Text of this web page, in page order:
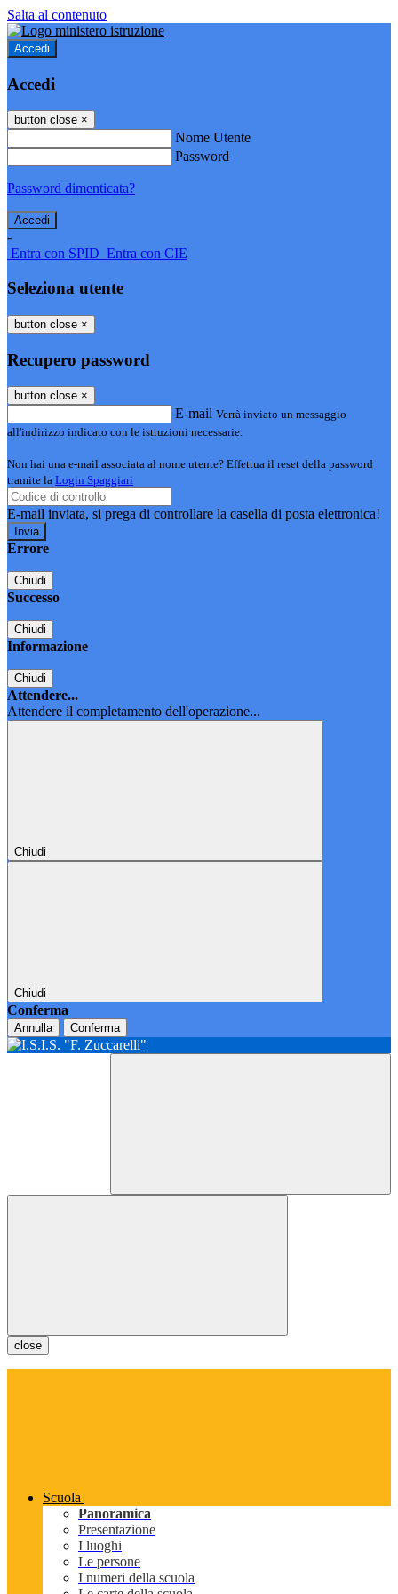
Salta al contenuto
Accedi
Accedi
button close ×
Nome Utente
Password
Password dimenticata?
-
Entra con SPID Entra con CIE
Seleziona utente
button close ×
Recupero password
button close ×
E-mail Verrà inviato un messaggio
all'indirizzo indicato con le istruzioni necessarie.
Non hai una e-mail associata al nome utente? Effettua il reset della password
tramite la Login Spaggiari
E-mail inviata, si prega di controllare la casella di posta elettronica!
Errore
Chiudi
Successo
Chiudi
Informazione
Chiudi
Attendere...
Attendere il completamento dell'operazione...
Chiudi
Chiudi
Conferma
Annulla Conferma
close
Scuola
Panoramica
Presentazione
I luoghi
Le persone
I numeri della scuola